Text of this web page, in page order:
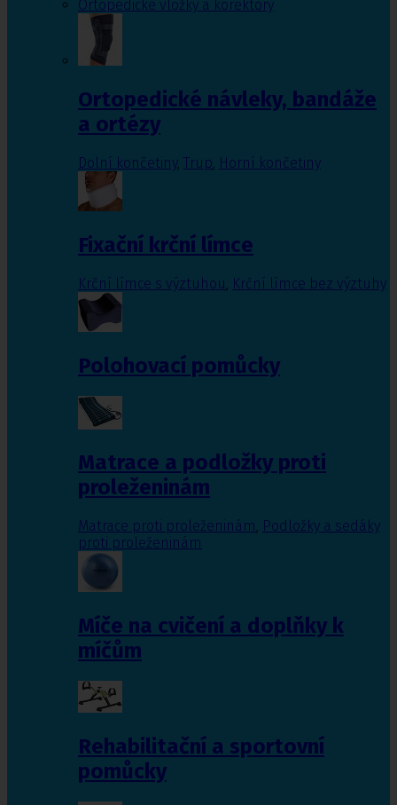
Ortopedické vložky a korektory
Ortopedické návleky, bandáže
a ortézy
Dolní končetiny, Trup, Horní končetiny
Fixační krční límce
Krční límce s výztuhou Krční límce bez výztuhy
Polohovací pomůcky
Matrace a podložky proti
proleženinám
Matrace proti proleženinám, Podložky a sedáky
proti proleženinám
Míče na cvičení a doplňky k
míčům
Rehabilitační a sportovní
pomůcky